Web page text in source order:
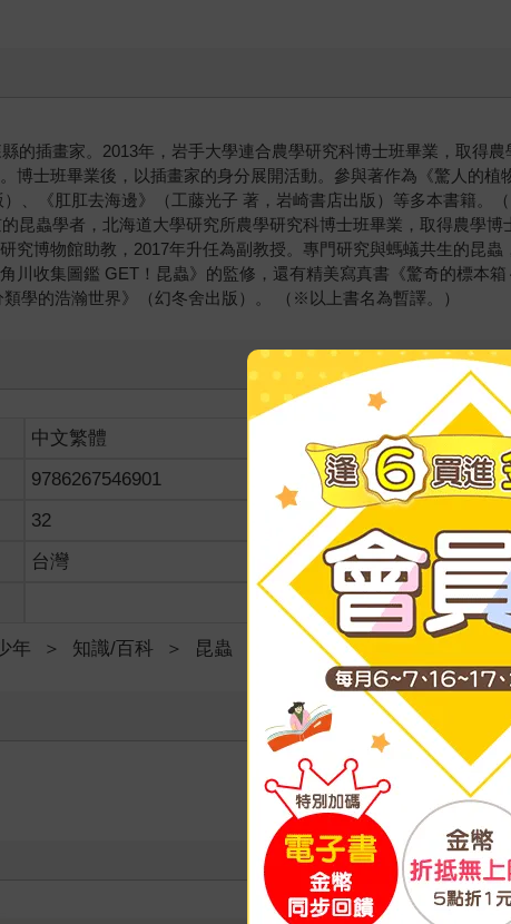
的插畫家。2013年，岩手大學連合農學研究科博士班畢業，取得
博士班畢業後，以插畫家的身分展開活動。參與著作為《驚人的
、《肛肛去海邊》（工藤光子 著，岩崎書店出版）等多本書籍。
昆蟲學者，北海道大學研究所農學研究科博士班畢業，取得農學
究博物館助教，2017年升任為副教授。專門研究與螞蟻共生的昆
川收集圖鑑 GET！昆蟲》的監修，還有精美寫真書《驚奇的標本
學的浩瀚世界》（幻冬舍出版）。 （※以上書名為暫譯。）
中文繁體
9786267546901
32
台灣
年 ＞ 知識/百科 ＞ 昆蟲
寫評價